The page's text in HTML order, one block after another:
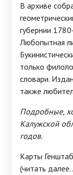
В архиве
губернии
Любопытная
только
словари.
также
Подробные,
Калужской
годов.
Карты
(читать